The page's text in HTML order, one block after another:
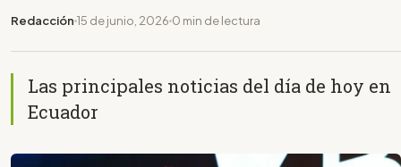
Redacción 15 de junio, 2026 0 min de lectura
Las principales noticias del día de hoy en
Ecuador